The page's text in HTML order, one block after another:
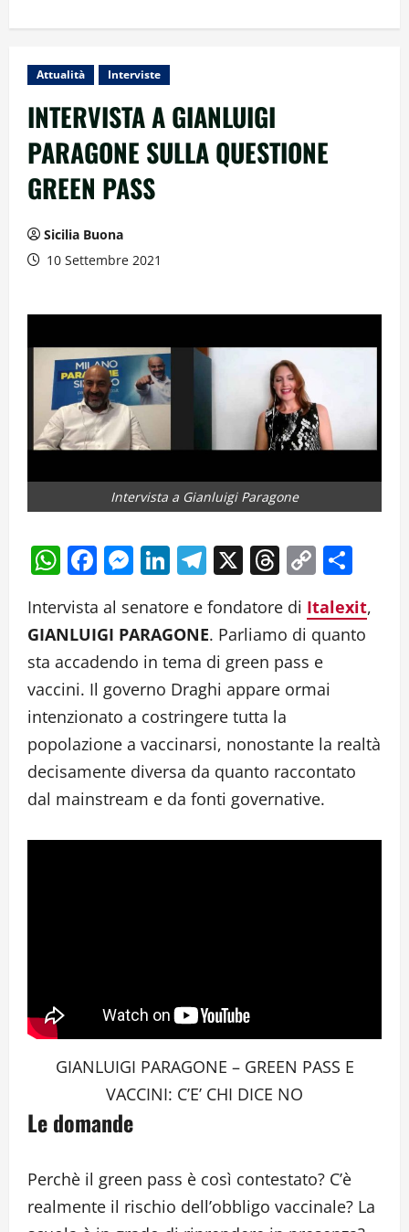
Attualità Interviste
INTERVISTA A GIANLUIGI
PARAGONE SULLA QUESTIONE
GREEN PASS
Sicilia Buona
10 Settembre 2021
Intervista a Gianluigi Paragone
WhatsApp
Facebook
Messenger
LinkedIn
Telegram
X Threads
Copy
Intervista al senatore e fondatore di Italexit,
GIANLUIGI PARAGONE. Parliamo di quanto
sta accadendo in tema di green pass e
vaccini. Il governo Draghi appare ormai
intenzionato a costringere tutta la
popolazione a vaccinarsi, nonostante la realtà
decisamente diversa da quanto raccontato
dal mainstream e da fonti governative.
GIANLUIGI PARAGONE – GREEN PASS E
VACCINI: C’E’ CHI DICE NO
Le domande
Perchè il green pass è così contestato? C’è
realmente il rischio dell’obbligo vaccinale? La